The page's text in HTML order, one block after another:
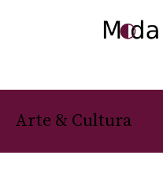
Arte & Cultura